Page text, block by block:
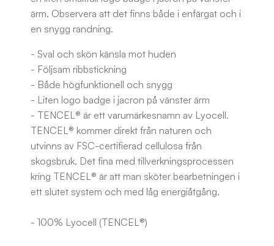
ärm. Observera att det finns både i enfärgat och i
en snygg randning.
- Sval och skön känsla mot huden
- Följsam ribbstickning
- Både högfunktionell och snygg
- Liten logo badge i jacron på vänster ärm
- TENCEL® är ett varumärkesnamn av Lyocell.
TENCEL® kommer direkt från naturen och
utvinns av FSC-certifierad cellulosa från
skogsbruk. Det fina med tillverkningsprocessen
kring TENCEL® är att man sköter bearbetningen i
ett slutet system och med låg energiåtgång.
- 100% Lyocell (TENCEL®)